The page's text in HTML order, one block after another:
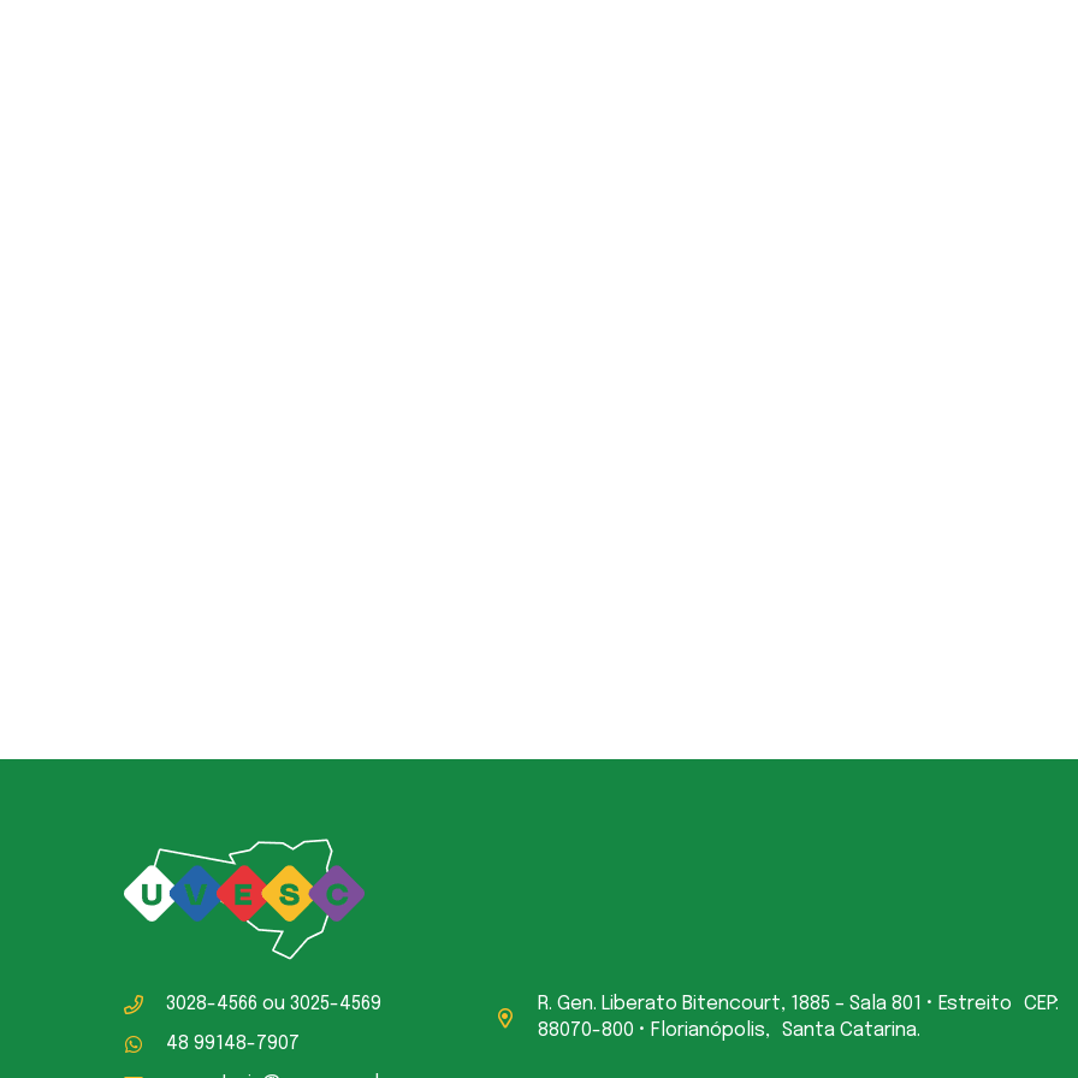
3028-4566 ou 3025-4569
48 99148-7907
R. Gen. Liberato Bitencourt, 1885 – Sala 801 • Estreito CEP:
88070-800 • Florianópolis, Santa Catarina.